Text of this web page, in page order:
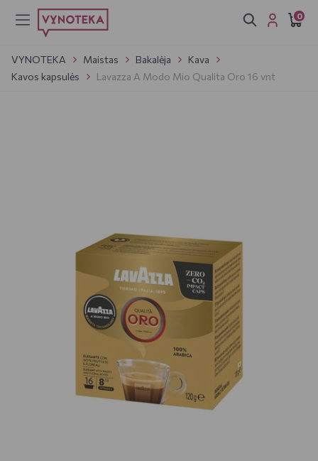
0
VYNOTEKA Maistas Bakalėja
Kava
Kavos kapsulės
Lavazza A Modo Mio Qualita Oro 16 vnt